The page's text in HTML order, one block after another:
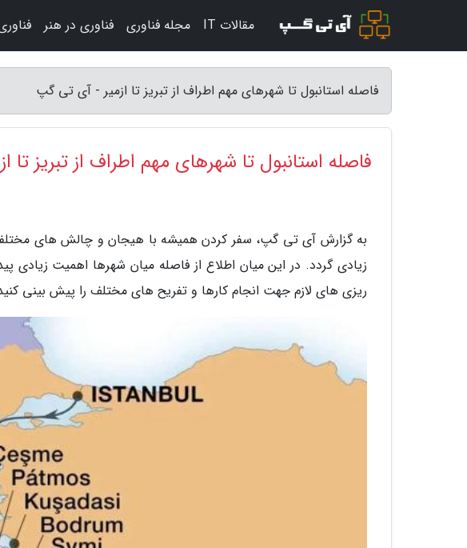
فاصله استانبول تا شهرهای مهم اطراف از تبریز تا ازمیر - آی تی گپ
فاصله استانبول تا شهرهای مهم اطراف از تبریز تا
به گزارش آی تی گپ، سفر کردن همیشه با هیجان و چالش های
زیادی گردد. در این میان اطلاع از فاصله میان شهرها اهمیت زیادی
ریزی های لازم جهت انجام کارها و تفریح های مختلف را پیش بینی
مقالات IT مجله فناوری فناوری در هنر